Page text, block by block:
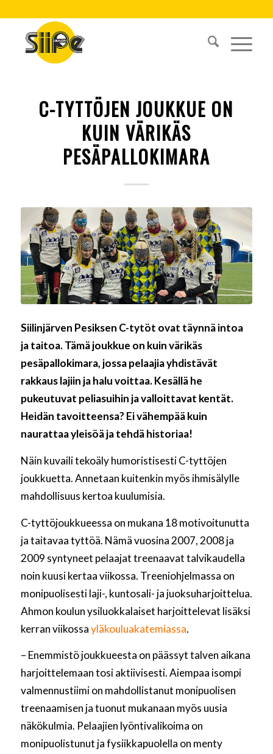
C-TYTTÖJEN JOUKKUE ON
KUIN VÄRIKÄS
PESÄPALLOKIMARA
Siilinjärven Pesiksen C-tytöt ovat täynnä intoa
ja taitoa. Tämä joukkue on kuin värikäs
pesäpallokimara, jossa pelaajia yhdistävät
rakkaus lajiin ja halu voittaa. Kesällä he
pukeutuvat peliasuihin ja valloittavat kentät.
Heidän tavoitteensa? Ei vähempää kuin
naurattaa yleisöä ja tehdä historiaa!
Näin kuvaili tekoäly humoristisesti C-tyttöjen
joukkuetta. Annetaan kuitenkin myös ihmisälylle
mahdollisuus kertoa kuulumisia.
C-tyttöjoukkueessa on mukana 18 motivoitunutta
ja taitavaa tyttöä. Nämä vuosina 2007, 2008 ja
2009 syntyneet pelaajat treenaavat talvikaudella
noin kuusi kertaa viikossa. Treeniohjelmassa on
monipuolisesti laji-, kuntosali- ja juoksuharjoittelua.
Ahmon koulun ysiluokkalaiset harjoittelevat lisäksi
kerran viikossayläkouluakatemiassa.
– Enemmistö joukkueesta on päässyt talven aikana
harjoittelemaan tosi aktiivisesti. Aiempaa isompi
valmennustiimi on mahdollistanut monipuolisen
treenaamisen ja tuonut mukanaan myös uusia
näkökulmia. Pelaajien lyöntivalikoima on
monipuolistunut ja fysiikkapuolella on menty